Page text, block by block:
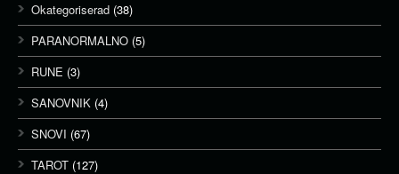
Okategoriserad (38)
PARANORMALNO (5)
RUNE (3)
SANOVNIK (4)
SNOVI (67)
TAROT (127)